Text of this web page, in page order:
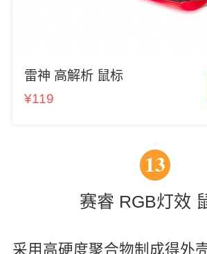
雷神 高解析 鼠标
¥119
13
赛睿 RGB灯效
采用高硬度聚合物制成得外